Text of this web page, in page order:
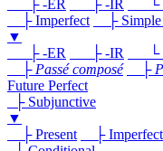
├ -ER
├ -IR
└ -
├ Imperfect
├ Simple
▼
├ -ER
├ -IR
└ -
├ Passé composé ├
Future Perfect
├ Subjunctive
▼
├ Present
├ Imperfect